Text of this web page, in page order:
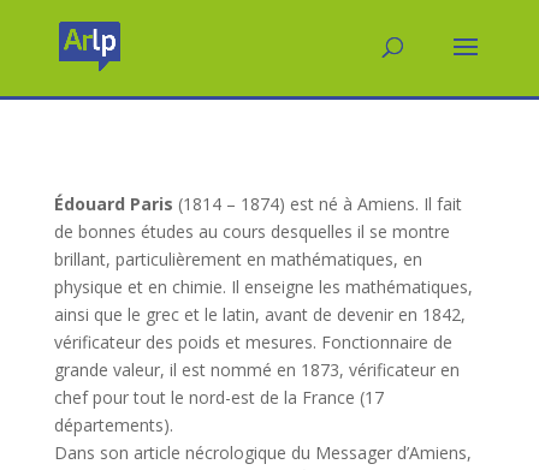
Édouard Paris (1814 – 1874) est né à Amiens. Il fait
de bonnes études au cours desquelles il se montre
brillant, particulièrement en mathématiques, en
physique et en chimie. Il enseigne les mathématiques,
ainsi que le grec et le latin, avant de devenir en 1842,
vérificateur des poids et mesures. Fonctionnaire de
grande valeur, il est nommé en 1873, vérificateur en
chef pour tout le nord-est de la France (17
départements).
Dans son article nécrologique du Messager d’Amiens,